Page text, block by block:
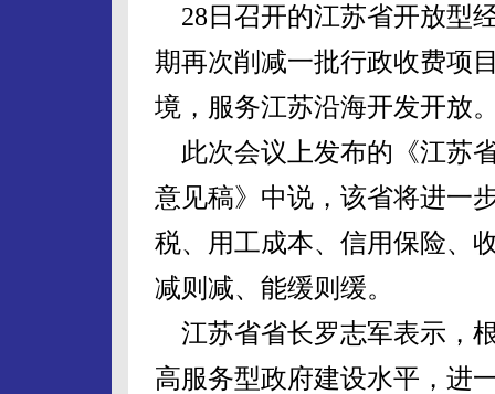
28日召开的江苏省开放型
期再次削减一批行政收费项
境，服务江苏沿海开发开放
此次会议上发布的《江苏
意见稿》中说，该省将进一
税、用工成本、信用保险、
减则减、能缓则缓。
江苏省省长罗志军表示，
高服务型政府建设水平，进